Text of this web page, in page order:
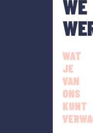
WE
WAT
JE
VAN
ONS
KUNT